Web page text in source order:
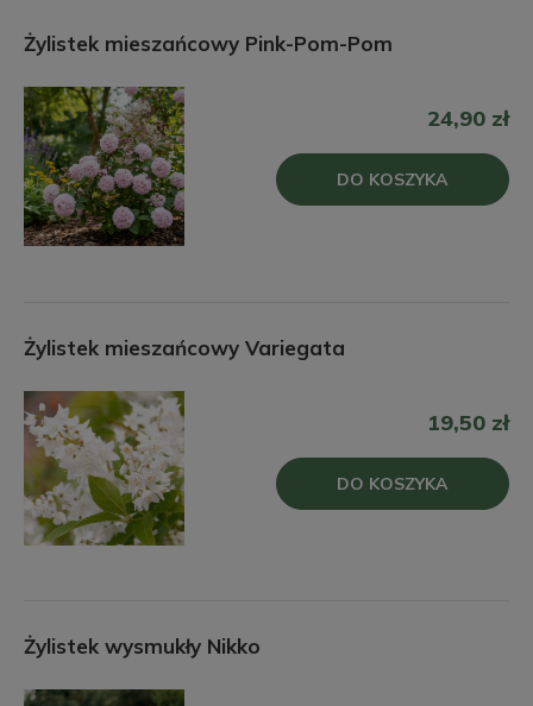
Żylistek mieszańcowy Pink-Pom-Pom
24,90 zł
DO KOSZYKA
Żylistek mieszańcowy Variegata
19,50 zł
DO KOSZYKA
Żylistek wysmukły Nikko